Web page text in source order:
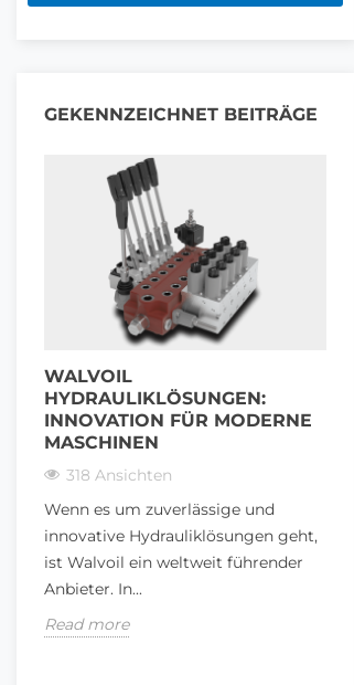
GEKENNZEICHNET BEITRÄGE
WALVOIL
HYDRAULIKLÖSUNGEN:
INNOVATION FÜR MODERNE
MASCHINEN
318 Ansichten
Wenn es um zuverlässige und
innovative Hydrauliklösungen geht,
ist Walvoil ein weltweit führender
Anbieter. In...
Read more